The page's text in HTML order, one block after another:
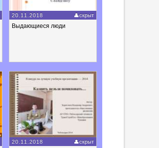
20.11.2018 скрыт
Выдающиеся люди
20.11.2018 скрыт